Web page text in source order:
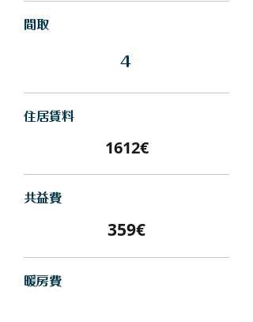
間取
4
住居賃料
1612€
​共益費
359€
暖房費